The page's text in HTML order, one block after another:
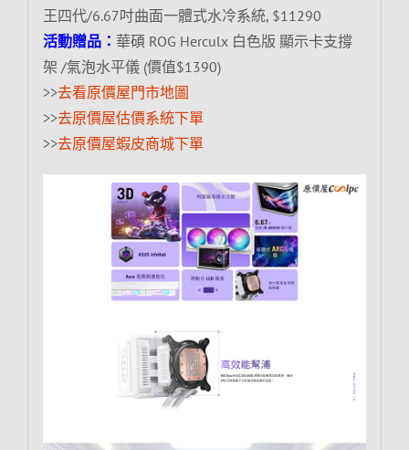
王四代/6.67吋曲面一體式水冷系統, $11290
活動贈品： 華碩 ROG Herculx 白色版 顯示卡支撐
架 /氣泡水平儀 (價值$1390)
>>去看原價屋門市地圖
>>去原價屋估價系統下單
>>去原價屋蝦皮商城下單